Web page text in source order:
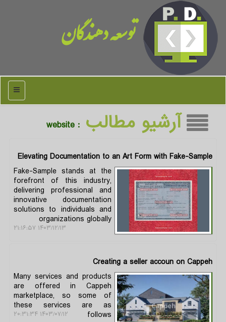
توسعه دهندگان
منو
آرشیو مطالب : website
Elevating Documentation to an Art Form with Fake-Sample
Fake-Sample stands at the
forefront of this industry,
delivering professional and
innovative documentation
solutions to individuals and
organizations globally
۱۴۰۳/۱۲/۱۳ ۲۱:۱۶:۵۷
Creating a seller accoun on Cappeh
Many services and products
are offered in Cappeh
marketplace, so some of
these services are as
follows ۱۴۰۳/۰۷/۱۲ ۲۰:۳۱:۳۴